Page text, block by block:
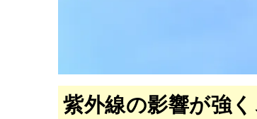
紫外線の影響が強